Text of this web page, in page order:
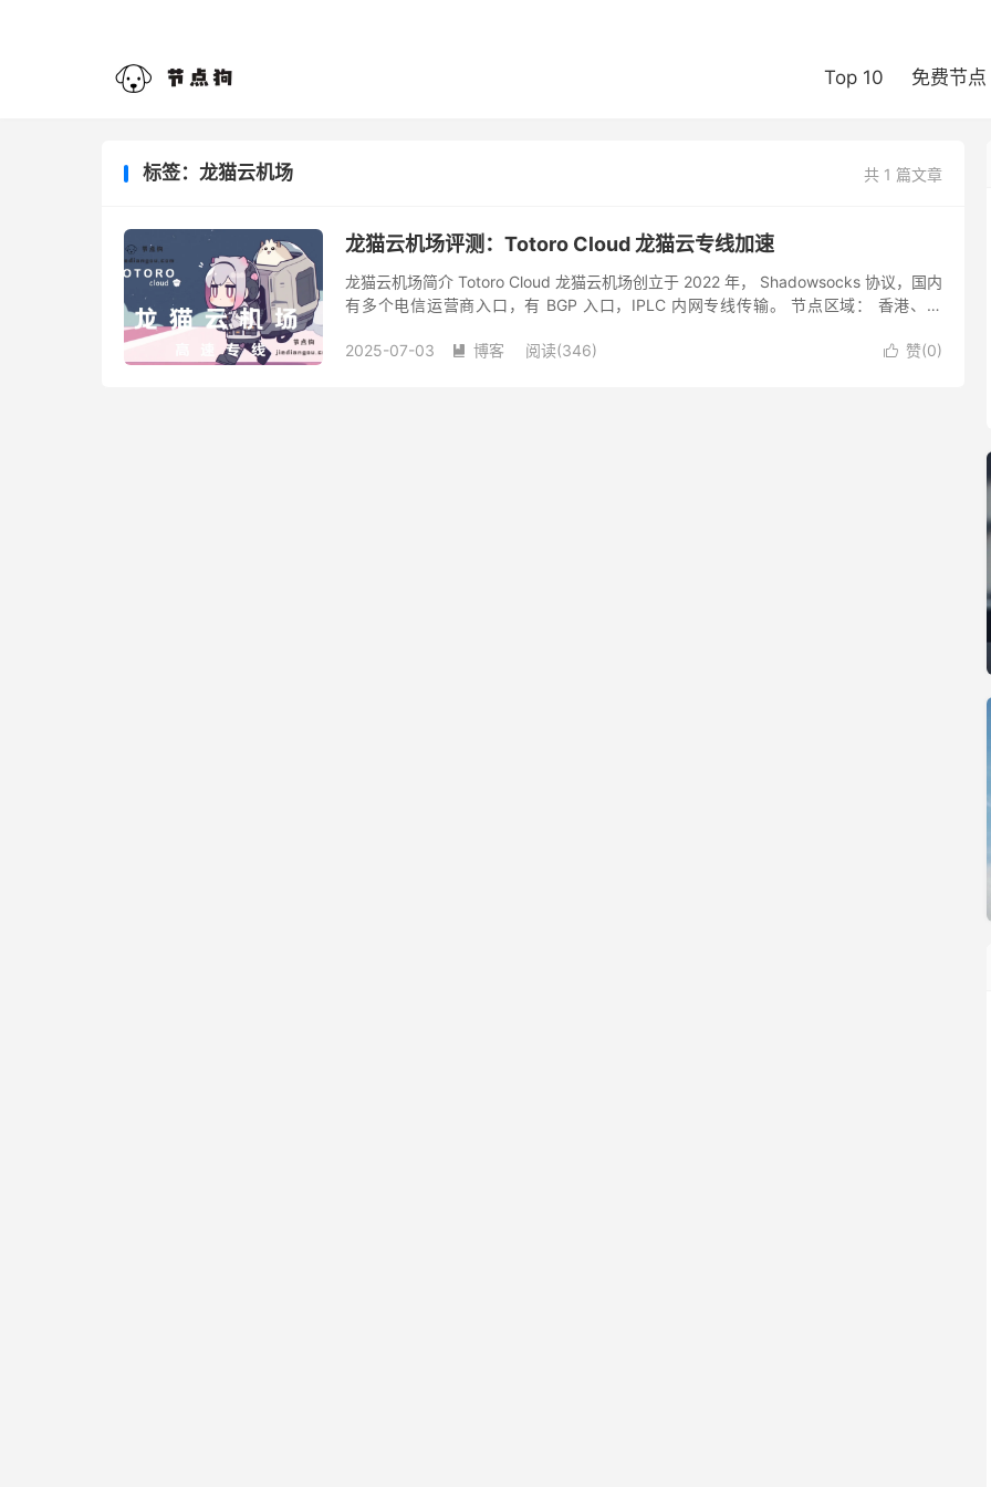
Top 10 免费节点
共 1 篇文章
标签：龙猫云机场
龙猫云机场评测：Totoro Cloud 龙猫云专线加速
龙猫云机场简介 Totoro Cloud 龙猫云机场创立于 2022 年， Shadowsocks 协议，国内
有多个电信运营商入口，有 BGP 入口，IPLC 内网专线传输。 节点区域： 香港、日
 赞(0)
2025-07-03  博客 阅读(346)